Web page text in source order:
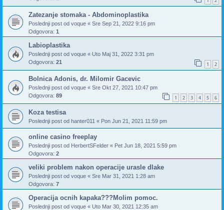
Zatezanje stomaka - Abdominoplastika
Poslednji post od voque « Sre Sep 21, 2022 9:16 pm
Odgovora: 1
Labioplastika
Poslednji post od voque « Uto Maj 31, 2022 3:31 pm
Odgovora: 21 1 2
Bolnica Adonis, dr. Milomir Gacevic
Poslednji post od voque « Sre Okt 27, 2021 10:47 pm
Odgovora: 89 1 2 3 4 5 6
Koza testisa
Poslednji post od hanter011 « Pon Jun 21, 2021 11:59 pm
online casino freeplay
Poslednji post od HerbertSFelder « Pet Jun 18, 2021 5:59 pm
Odgovora: 2
veliki problem nakon operacije urasle dlake
Poslednji post od voque « Sre Mar 31, 2021 1:28 am
Odgovora: 7
Operacija ocnih kapaka???Molim pomoc.
Poslednji post od voque « Uto Mar 30, 2021 12:35 am